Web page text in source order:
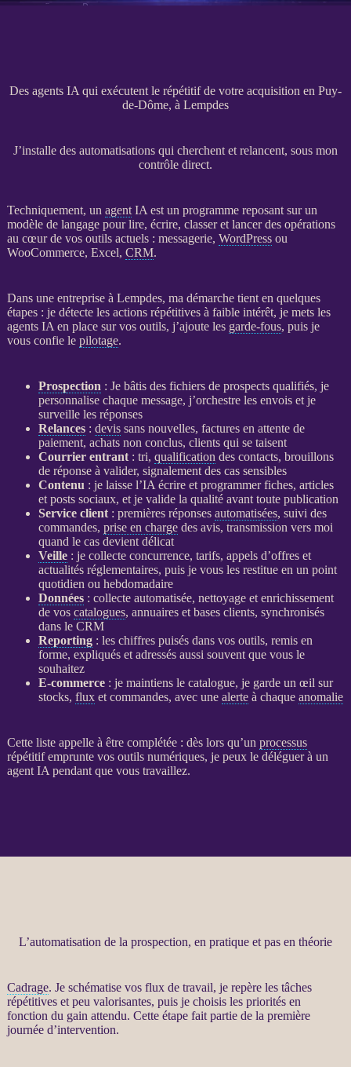
Des agents IA qui exécutent le répétitif de votre acquisition en Puy-
de-Dôme, à Lempdes
J’installe des automatisations qui cherchent et relancent, sous mon
contrôle direct.
Techniquement, un agent IA est un programme reposant sur un
modèle de langage pour lire, écrire, classer et lancer des opérations
au cœur de vos outils actuels : messagerie, WordPressou
WooCommerce, Excel, CRM.
Dans une entreprise à Lempdes, ma démarche tient en quelques
étapes : je détecte les actions répétitives à faible intérêt, je mets les
agents IA en place sur vos outils, j’ajoute les garde-fous, puis je
vous confie le pilotage.
Prospection : Je bâtis des fichiers de prospectsqualifiés, je
personnalise chaque message, j’orchestre les envois et je
surveille les réponses
Relances: devissans nouvelles, factures en attente de
paiement, achats non conclus, clients qui se taisent
Courrier entrant: tri, qualification des contacts, brouillons
de réponse à valider, signalement des cas sensibles
Contenu : je laisse l’IA écrire et programmer fiches, articles
et posts sociaux, et je valide la qualité avant toute publication
Service client: premières réponses automatisées, suivi des
commandes, prise en chargedes avis, transmission vers moi
quand le cas devient délicat
Veille: je collecte concurrence, tarifs, appels d’offres et
actualités réglementaires, puis je vous les restitue en un point
quotidien ou hebdomadaire
Données: collecte automatisée, nettoyage et enrichissement
de vos catalogues, annuaires et bases clients, synchronisés
dans le CRM
Reporting: les chiffres puisés dans vos outils, remis en
forme, expliqués et adressés aussi souvent que vous le
souhaitez
E-commerce: je maintiens le catalogue, je garde un œil sur
stocks, fluxet commandes, avec une alerteà chaque anomalie
Cette liste appelle à être complétée : dès lors qu’un processus
répétitif emprunte vos outils numériques, je peux le déléguer à un
agent IA pendant que vous travaillez.
L’automatisation de la prospection, en pratique et pas en théorie
Cadrage. Je schématise vos fluxde travail, je repère les tâches
répétitives et peu valorisantes, puis je choisis les priorités en
fonction du gain attendu. Cette étape fait partie de la première
journée d’intervention.